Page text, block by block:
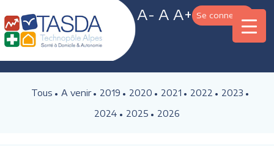
A- A A+ Se connecter
Tous A venir 2019 2020 2021 2022
2023
2024
2025 2026